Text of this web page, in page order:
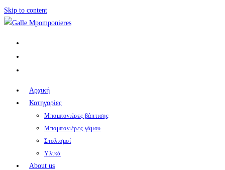
Skip to content
Αρχική
Κατηγορίες
Μπομπονιέρες βάπτισης
Μπομπονιέρες γάμου
Στολισμοί
Υλικά
About us